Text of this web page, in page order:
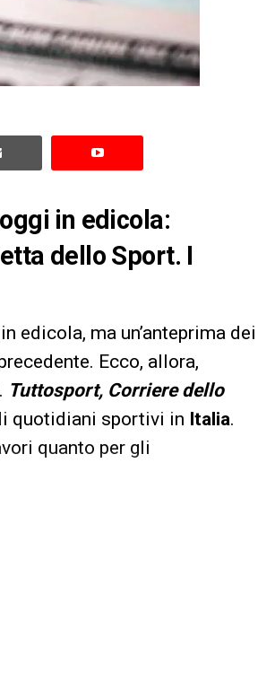
in edicola:
dello Sport. I
edicola, ma un’anteprima dei
Ecco, allora,
Tuttosport, Corriere dello
quotidiani sportivi in Italia.
quanto per gli